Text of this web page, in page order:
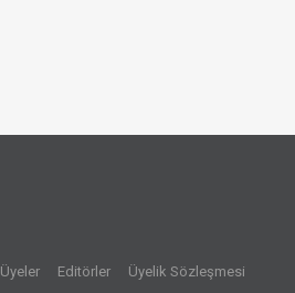
Üyeler Editörler Üyelik Sözleşmesi